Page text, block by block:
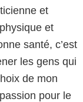
et
et
santé, c’est
les gens qui
de mon
pour le